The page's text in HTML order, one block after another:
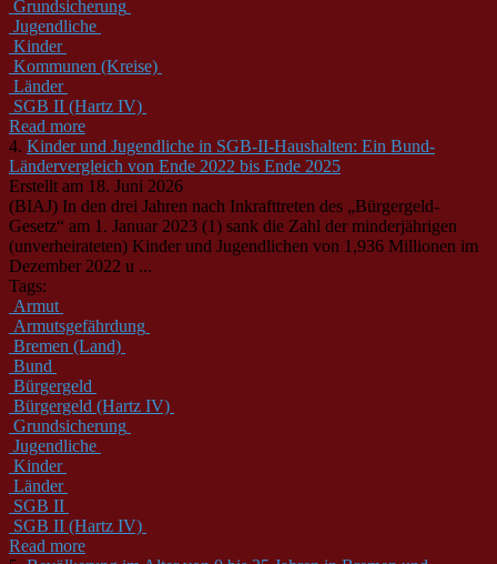
Grundsicherung
Jugendliche
Kinder
Kommunen (Kreise)
Länder
SGB II (Hartz IV)
Read more
4. Kinder und Jugendliche in SGB-II-Haushalten: Ein Bund-
Ländervergleich von Ende 2022 bis Ende 2025
Erstellt am 18. Juni 2026
(BIAJ) In den drei Jahren nach Inkrafttreten des „Bürgergeld-
Gesetz“ am 1. Januar 2023 (1) sank die Zahl der minderjährigen
(unverheirateten) Kinder und Jugendlichen von 1,936 Millionen im
Dezember 2022 u ...
Tags:
Armut
Armutsgefährdung
Bremen (Land)
Bund
Bürgergeld
Bürgergeld (Hartz IV)
Grundsicherung
Jugendliche
Kinder
Länder
SGB II
SGB II (Hartz IV)
Read more